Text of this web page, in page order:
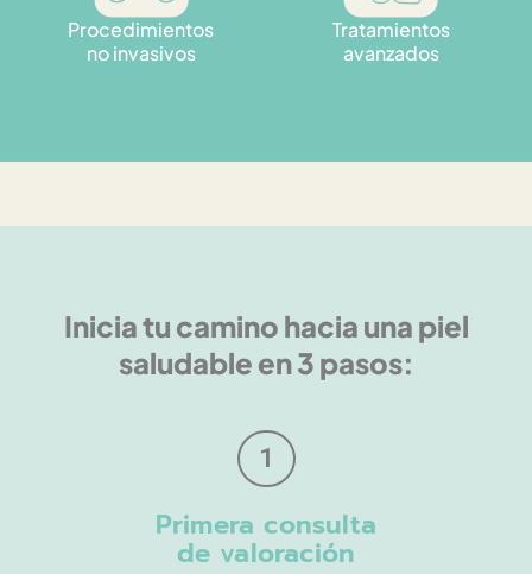
Procedimientos
no invasivos
Tratamientos
avanzados
Inicia tu camino hacia una piel
saludable en 3 pasos:
1
Primera consulta
de valoración